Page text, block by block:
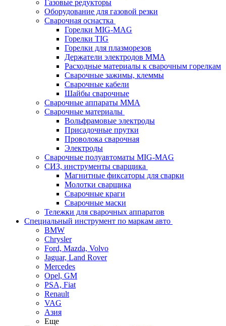
Газовые редукторы
Оборудование для газовой резки
Сварочная оснастка
Горелки MIG-MAG
Горелки TIG
Горелки для плазморезов
Держатели электродов ММА
Расходные материалы к сварочным горелкам
Сварочные зажимы, клеммы
Сварочные кабели
Шайбы сварочные
Сварочные аппараты MMA
Сварочные материалы
Вольфрамовые электроды
Присадочные прутки
Проволока сварочная
Электроды
Сварочные полуавтоматы MIG-MAG
СИЗ, инструменты сварщика
Магнитные фиксаторы для сварки
Молотки сварщика
Сварочные краги
Сварочные маски
Тележки для сварочных аппаратов
Специальный инструмент по маркам авто
BMW
Chrysler
Ford, Mazda, Volvo
Jaguar, Land Rover
Mercedes
Opel, GM
PSA, Fiat
Renault
VAG
Азия
Еще